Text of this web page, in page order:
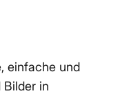
einfache und
Bilder in